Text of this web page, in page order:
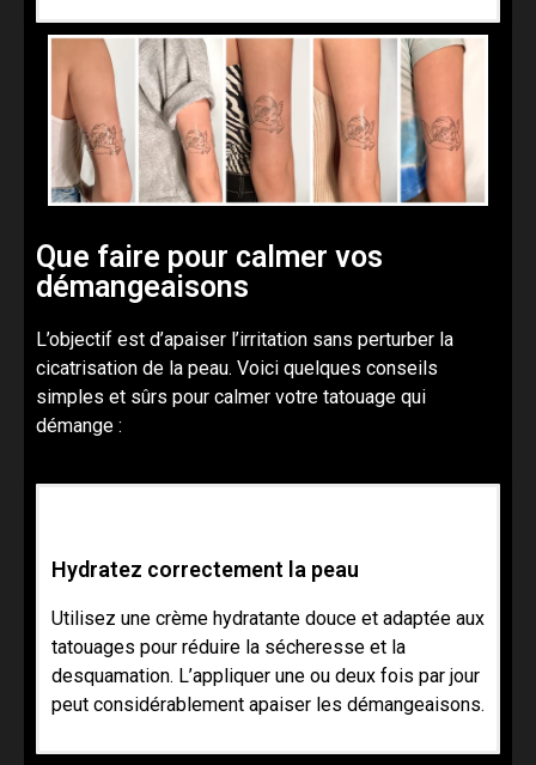
Que faire pour calmer vos
démangeaisons
L’objectif est d’apaiser l’irritation sans perturber la
cicatrisation de la peau. Voici quelques conseils
simples et sûrs pour calmer votre tatouage qui
démange :
Hydratez correctement la peau
Utilisez une crème hydratante douce et adaptée aux
tatouages pour réduire la sécheresse et la
desquamation. L’appliquer une ou deux fois par jour
peut considérablement apaiser les démangeaisons.